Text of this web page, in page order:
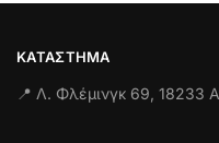
ΚΑΤΆΣΤΗΜΑ
📍 Λ. Φλέμινγκ 69, 18233